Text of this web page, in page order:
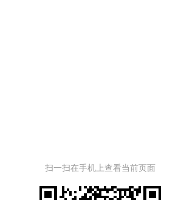
扫一扫在手机上查看当前页面